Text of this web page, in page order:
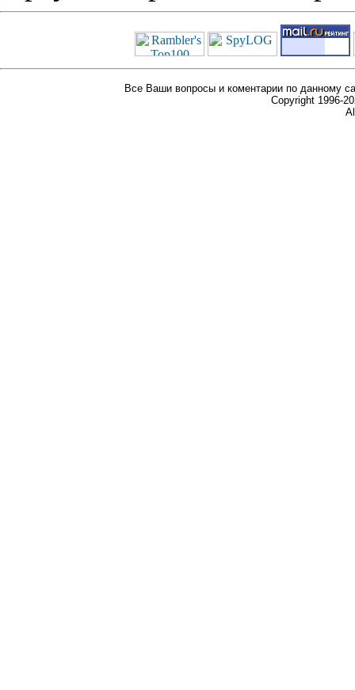
Все Ваши вопросы и коментарии по данному
Copyright 1996-